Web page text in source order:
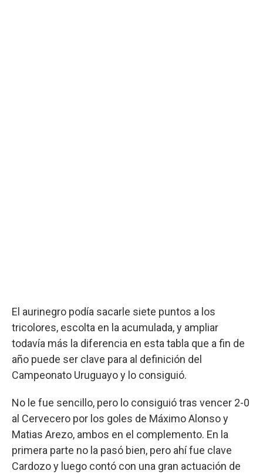
El aurinegro podía sacarle siete puntos a los
tricolores, escolta en la acumulada, y ampliar
todavía más la diferencia en esta tabla que a fin de
año puede ser clave para al definición del
Campeonato Uruguayo y lo consiguió.
No le fue sencillo, pero lo consiguió tras vencer 2-0
al Cervecero por los goles de Máximo Alonso y
Matias Arezo, ambos en el complemento. En la
primera parte no la pasó bien, pero ahí fue clave
Cardozo y luego contó con una gran actuación de